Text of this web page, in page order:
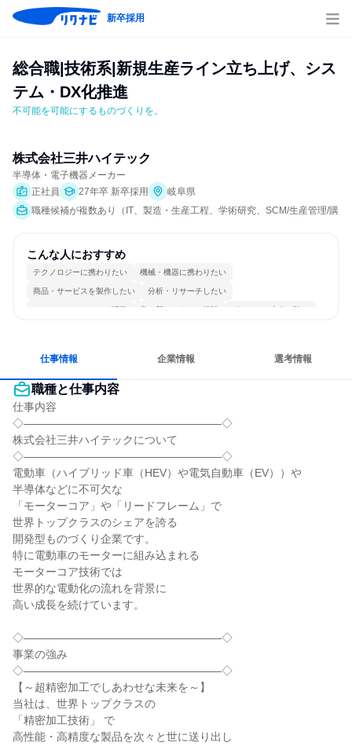
新卒採用
総合職|技術系|新規生産ライン立ち上げ、シス
テム・DX化推進
不可能を可能にするものづくりを。
株式会社三井ハイテック
半導体・電子機器メーカー
正社員
27年卒 新卒採用
岐阜県
職種候補が複数あり（IT、製造・生産工程、学術研究、SCM/生産管理/購
こんな人におすすめ
テクノロジーに携わりたい 機械・機器に携わりたい
商品・サービスを製作したい 分析・リサーチしたい
コミュニケーションが活発 常に新しいものに挑戦 グローバル志向が強い
仕事情報 企業情報 選考情報
職種と仕事内容
仕事内容
◇――――――――――――――――――◇
株式会社三井ハイテックについて
◇――――――――――――――――――◇
電動車（ハイブリッド車（HEV）や電気自動車（EV））や
半導体などに不可欠な
「モーターコア」や「リードフレーム」で
世界トップクラスのシェアを誇る
開発型ものづくり企業です。
特に電動車のモーターに組み込まれる
モーターコア技術では
世界的な電動化の流れを背景に
高い成長を続けています。
◇――――――――――――――――――◇
事業の強み
◇――――――――――――――――――◇
【～超精密加工でしあわせな未来を～】
当社は、世界トップクラスの
「精密加工技術」 で
高性能・高精度な製品を次々と世に送り出し